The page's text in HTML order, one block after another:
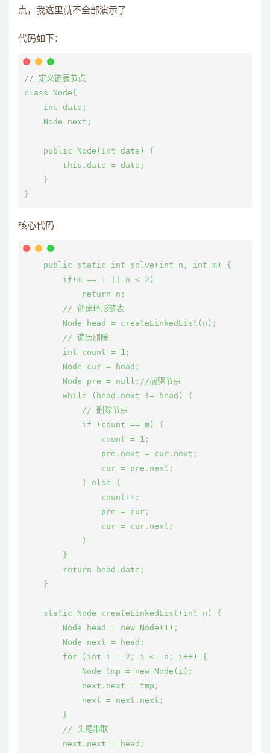
点，我这里就不全部演示了
代码如下：
// 定义链表节点
class Node{
    int date;
    Node next;
    public Node(int date) {
        this.date = date;
    }
}
核心代码
    public static int solve(int n, int m) {
        if(m == 1 || n < 2)
            return n;
        // 创建环形链表
        Node head = createLinkedList(n);
        // 遍历删除
        int count = 1;
        Node cur = head;
        Node pre = null;//前驱节点
        while (head.next != head) {
            // 删除节点
            if (count == m) {
                count = 1;
                pre.next = cur.next;
                cur = pre.next;
            } else {
                count++;
                pre = cur;
                cur = cur.next;
            }
        }
        return head.date;
    }
    static Node createLinkedList(int n) {
        Node head = new Node(1);
        Node next = head;
        for (int i = 2; i <= n; i++) {
            Node tmp = new Node(i);
            next.next = tmp;
            next = next.next;
        }
        // 头尾串联
        next.next = head;